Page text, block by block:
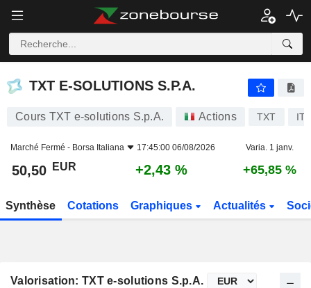
TXT E-SOLUTIONS S.P.A.
TXT E-SOLUTIONS S.P.A.
Cours TXT e-solutions S.p.A. Actions TXT
Marché Fermé - Borsa Italiana 17:45:00 06/08/2026 Varia. 1 janv.
50,50 EUR +2,43 % +65,85 %
Synthèse Cotations Graphiques Actualités
Valorisation: TXT e-solutions S.p.A.